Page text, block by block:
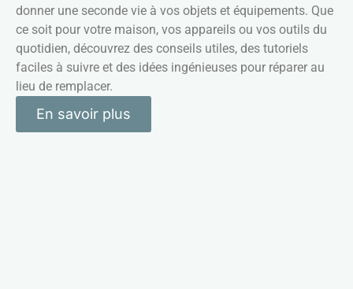
donner une seconde vie à vos objets et équipements. Que
ce soit pour votre maison, vos appareils ou vos outils du
quotidien, découvrez des conseils utiles, des tutoriels
faciles à suivre et des idées ingénieuses pour réparer au
lieu de remplacer.
En savoir plus